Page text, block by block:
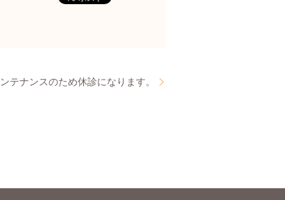
テナンスのため休診になります。